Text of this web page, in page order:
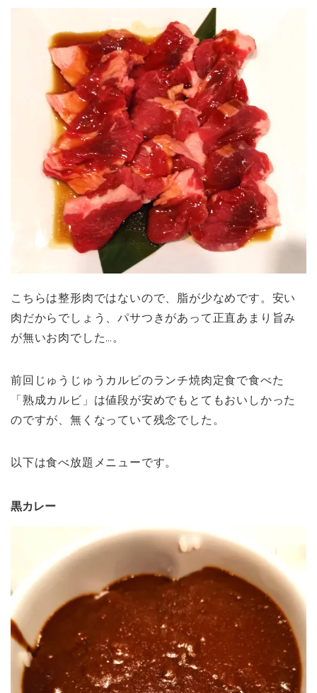
こちらは整形肉ではないので、脂が少なめです。安い
肉だからでしょう、パサつきがあって正直あまり旨み
が無いお肉でした…。
前回じゅうじゅうカルビのランチ焼肉定食で食べた
「熟成カルビ」は値段が安めでもとてもおいしかった
のですが、無くなっていて残念でした。
以下は食べ放題メニューです。
黒カレー